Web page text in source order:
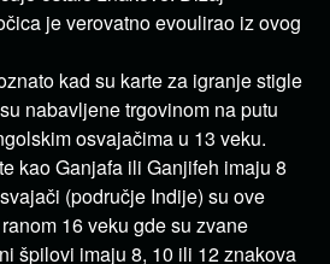
je verovatno evoulirao iz ovog
kad su karte za igranje stigle
nabavljene trgovinom na putu
osvajačima u 13 veku.
kao Ganjafa ili Ganjifeh imaju 8
(područje Indije) su ove
16 veku gde su zvane
špilovi imaju 8, 10 ili 12 znakova